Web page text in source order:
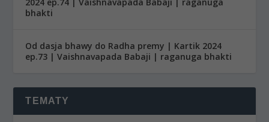
bhakti
Od dasja bhawy do Radha premy | Kartik 2024
ep.73 | Vaishnavapada Babaji | raganuga bhakti
TEMATY